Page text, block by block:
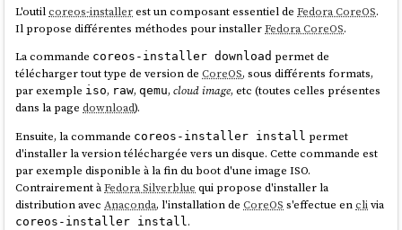
généralisée du format Dockerfile.
Depuisla version 4.0.0,podmansupporte le format de compression
zstd:chunked, basé sur leszstd skippable frames. Ce format
permet une déduplication plus fine en découpant les layers en chunks,
améliorant ainsi l'efficacité des téléchargements différentiels, bien que
restant inférieur à des capacités de
prend pas encore en charge.
En explorant ce sujet de déduplication (qui permet de réduire la taille
des données à télécharger lors des mises à jour),#JaiDécouvert
bspatch,Rolling hash(je l'avais déjà croisé).
L'outilcoreos-installerest un composant essentiel deFedora CoreOS.
Il propose différentes méthodes pour installerFedora CoreOS.
La commande coreos-installer download permet de
télécharger tout type de version deCoreOS, sous différents formats,
par exemple iso, raw,qemu,cloud image, etc (toutes celles présentes
dans la pagedownload).
Ensuite, la commande coreos-installer install permet
d'installer la version téléchargée vers un disque. Cette commande est
par exemple disponible à la fin du boot d'une image ISO.
Contrairement àFedora Silverblue qui propose d'installer la
distribution avecAnaconda, l'installation deCoreOS s'effectue enclivia
coreos-installer install .